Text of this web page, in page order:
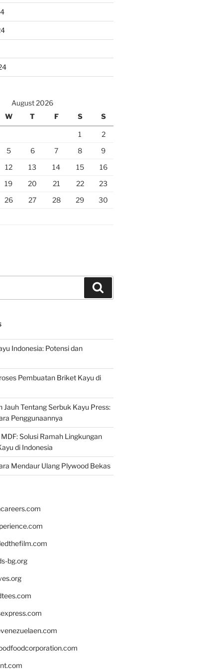
August 2026
W T F S S
1
2
5 6 7 8
9
12 13 14 15
16
19 20 21 22
23
26 27 28 29
30
Indonesia: Potensi dan
Pembuatan Briket Kayu di
Jauh Tentang Serbuk Kayu Press:
Penggunaannya
Solusi Ramah Lingkungan
di Indonesia
Mendaur Ulang Plywood Bekas
bg.org